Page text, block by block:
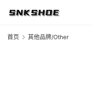
首页 其他品牌/Other